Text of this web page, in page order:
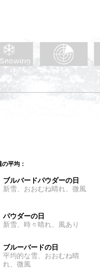
平均：
ブルバードパウダーの日
新雪、おおむね晴れ、微風
パウダーの日
新雪、時々晴れ、風あり
ブルーバードの日
平均的な雪、おおむね晴
れ、微風